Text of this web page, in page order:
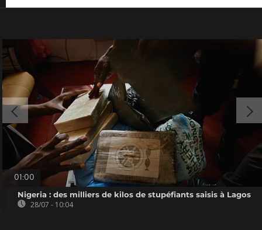
01:00
Nigeria : des milliers de kilos de stupéfiants saisis à Lagos
28/07 - 10:04